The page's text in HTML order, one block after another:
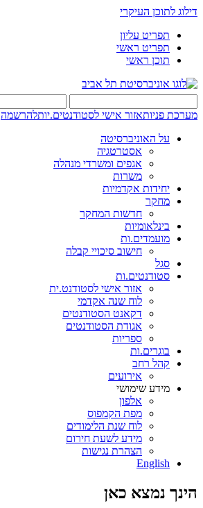
דילוג לתוכן העיקרי
תפריט עליון
תפריט ראשי
תוכן ראשי
מערכת פניותאזור אישי לסטודנטים.יותלהרשמה
על האוניברסיטה
אסטרטגיה
אגפים ומשרדי מנהלה
משרות
יחידות אקדמיות
מחקר
חדשות המחקר
בינלאומיות
מועמדים.ות
חישוב סיכויי קבלה
סגל
סטודנטים.ות
אזור אישי לסטודנט.ית
לוח שנה אקדמי
דקאנט הסטודנטים
אגודת הסטודנטים
ספריות
בוגרים.ות
קהל רחב
אירועים
מידע שימושי
אלפון
מפת הקמפוס
לוח שנת הלימודים
מידע לשעת חירום
הצהרת נגישות
English
הינך נמצא כאן